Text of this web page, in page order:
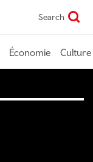
Search
Économie